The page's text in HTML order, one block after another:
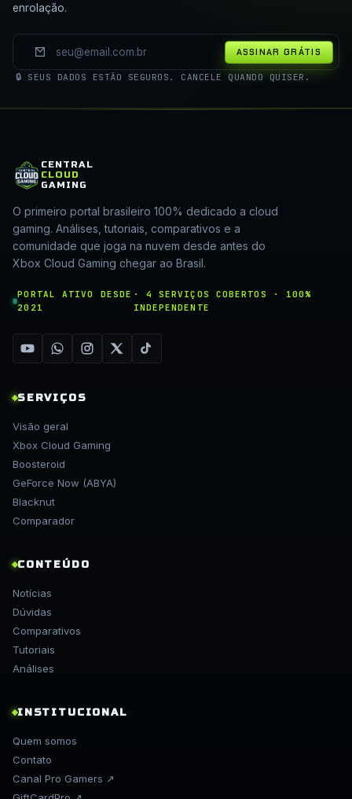
enrolação.
ASSINAR GRÁTIS
🔒 SEUS DADOS ESTÃO SEGUROS. CANCELE QUANDO QUISER.
CENTRAL
CLOUD
GAMING
O primeiro portal brasileiro 100% dedicado a cloud
gaming. Análises, tutoriais, comparativos e a
comunidade que joga na nuvem desde antes do
Xbox Cloud Gaming chegar ao Brasil.
PORTAL ATIVO DESDE
2021
· 4 SERVIÇOS COBERTOS · 100%
INDEPENDENTE
SERVIÇOS
Visão geral
Xbox Cloud Gaming
Boosteroid
GeForce Now (ABYA)
Blacknut
Comparador
CONTEÚDO
Notícias
Dúvidas
Comparativos
Tutoriais
Análises
INSTITUCIONAL
Quem somos
Contato
Canal Pro Gamers ↗